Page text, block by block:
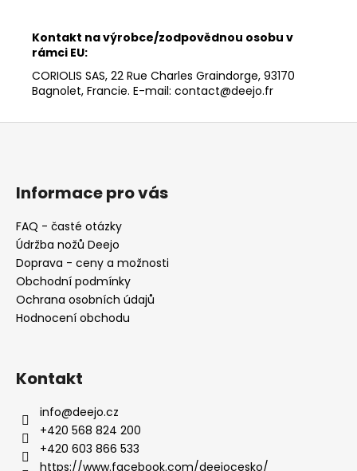
Kontakt na výrobce/zodpovědnou osobu v
rámci EU:
CORIOLIS SAS, 22 Rue Charles Graindorge, 93170
Bagnolet, Francie. E-mail: contact@deejo.fr
Z
Informace pro vás
FAQ - časté otázky
Údržba nožů Deejo
Doprava - ceny a možnosti
Obchodní podmínky
Ochrana osobních údajů
Hodnocení obchodu
Kontakt
info@deejo.cz
+420 568 824 200
+420 603 866 533
https://www.facebook.com/deejocesko/